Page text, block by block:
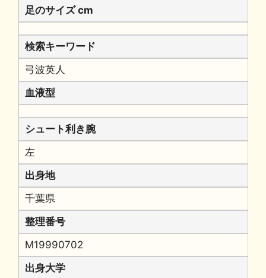
足のサイズ cm
検索キーワード
弓波英人
血液型
シュート利き腕
左
出身地
千葉県
整理番号
M19990702
出身大学